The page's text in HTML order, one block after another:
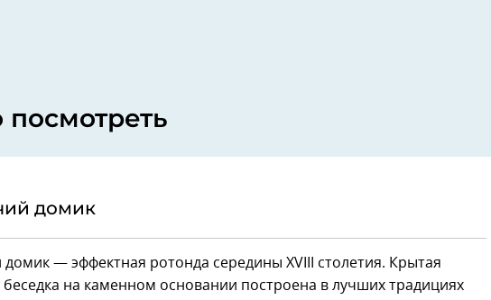
посмотреть
домик
— эффектная ротонда середины XVIII столетия. Крытая
на каменном основании построена в лучших традициях